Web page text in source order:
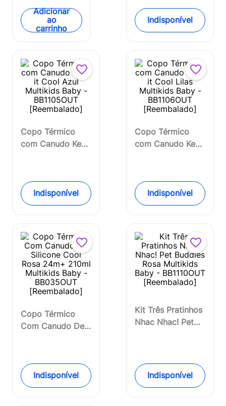
Adicionar
ao
carrinho
Indisponível
Copo Térmico
com Canudo Keep
BB1105OUT
[Reembalado]
Indisponível
Copo Térmico
com Canudo Keep
BB1106OUT
[Reembalado]
Indisponível
Copo Térmico
Com Canudo De
Multikids Baby -
BB035OUT
[Reembalado]
Indisponível
Kit Três Pratinhos
Nhac Nhac! Pet
[Reembalado]
Indisponível